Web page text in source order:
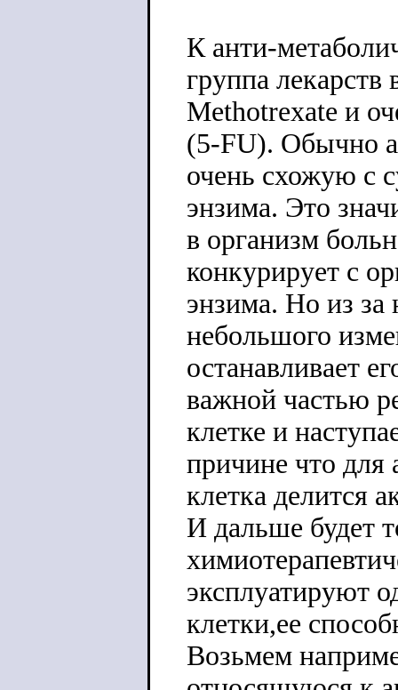
К анти-
группа
Methotrexate и
(5-FU). Обычно
очень схожую с
энзима. Это
в организм
конкурирует с
энзима. Но из за
небольшого
останавливает
важной частью
клетке и
причине что для
клетка делится
И дальше будет
эксплуатируют
клетки,ее
Возьмем